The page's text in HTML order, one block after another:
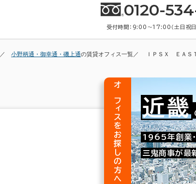
0120-
受付時間：9:00〜17:00（土日祝日
小野柄通・御幸通・磯上通の賃貸オフィス一覧 ＩＰＳＸ ＥＡＳ
オフィスをお探しの方へ 近畿
1965年創業
三鬼商事が最